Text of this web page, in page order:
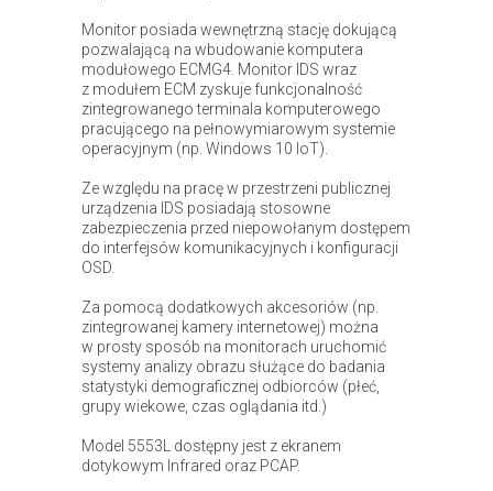
Monitor posiada wewnętrzną stację dokującą
pozwalającą na wbudowanie komputera
modułowego ECMG4. Monitor IDS wraz
z modułem ECM zyskuje funkcjonalność
zintegrowanego terminala komputerowego
pracującego na pełnowymiarowym systemie
operacyjnym (np. Windows 10 IoT).
Ze względu na pracę w przestrzeni publicznej
urządzenia IDS posiadają stosowne
zabezpieczenia przed niepowołanym dostępem
do interfejsów komunikacyjnych i konfiguracji
OSD.
Za pomocą dodatkowych akcesoriów (np.
zintegrowanej kamery internetowej) można
w prosty sposób na monitorach uruchomić
systemy analizy obrazu służące do badania
statystyki demograficznej odbiorców (płeć,
grupy wiekowe, czas oglądania itd.)
Model 5553L dostępny jest z ekranem
dotykowym Infrared oraz PCAP.